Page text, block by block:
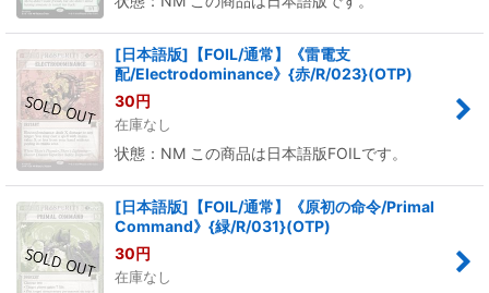
[日本語版]【FOIL/通常】《雷電支
配/Electrodominance》{赤/R/023}(OTP)
30円
在庫なし
状態：NM この商品は日本語版FOILです。
[日本語版]【FOIL/通常】《原初の命令/Primal
Command》{緑/R/031}(OTP)
30円
在庫なし